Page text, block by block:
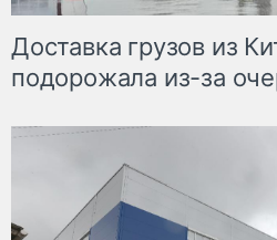
Доставка грузов из
подорожала из-за